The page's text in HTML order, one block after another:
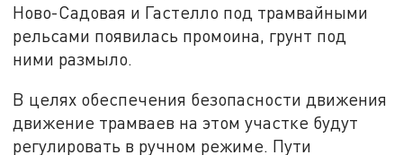
Ново-Садовая и Гастелло под трамвайными
рельсами появилась промоина, грунт под
ними размыло.
В целях обеспечения безопасности движения
движение трамваев на этом участке будут
регулировать в ручном режиме. Пути